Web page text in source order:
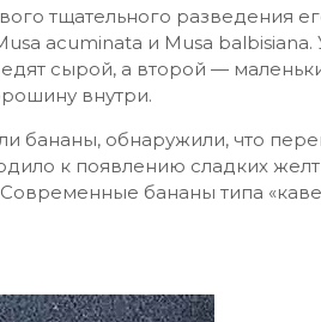
тщательного разведения
acuminata и Musa balbisiana.
сырой, а второй —
внутри.
бананы, обнаружили, что
к появлению сладких
бананы типа